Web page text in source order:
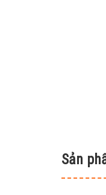
Sản